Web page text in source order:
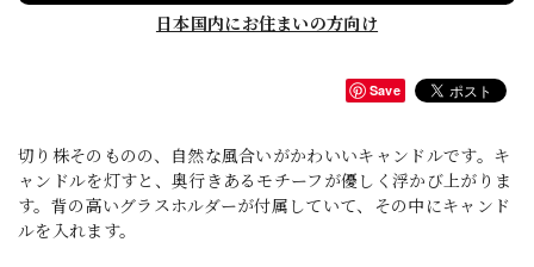
日本国内にお住まいの方向け
Save
切り株そのものの、自然な風合いがかわいいキャンドルです。キ
ャンドルを灯すと、奥行きあるモチーフが優しく浮かび上がりま
す。背の高いグラスホルダーが付属していて、その中にキャンド
ルを入れます。